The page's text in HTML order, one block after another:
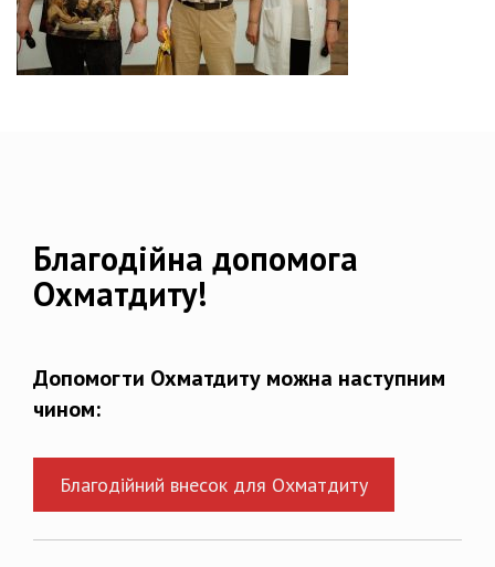
Благодійна допомога
Охматдиту!
Допомогти Охматдиту можна наступним
чином:
Благодійний внесок для Охматдиту